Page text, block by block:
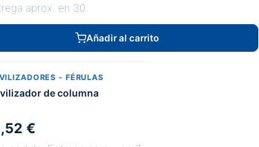
aprox. en 30
Añadir al carrito
- FÉRULAS
de columna
€